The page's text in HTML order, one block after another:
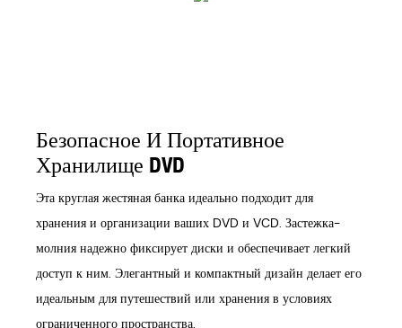
Безопасное И Портативное
Хранилище DVD
Эта круглая жестяная банка идеально подходит для
хранения и организации ваших DVD и VCD. Застежка-
молния надежно фиксирует диски и обеспечивает легкий
доступ к ним. Элегантный и компактный дизайн делает его
идеальным для путешествий или хранения в условиях
ограниченного пространства.